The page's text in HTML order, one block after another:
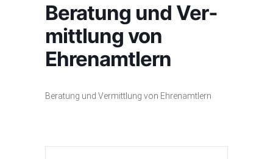
Bera­tung und Ver­
mitt­lung von
Ehrenamtlern
Bera­tung und Ver­mitt­lung von Ehrenamtlern